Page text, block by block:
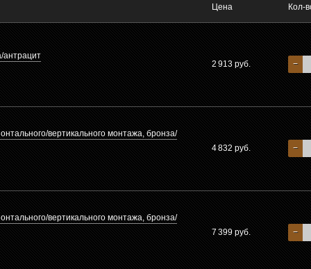
Цена Кол-
антрацит
2 913 руб.
−
вертикального монтажа, бронза/
4 832 руб.
−
вертикального монтажа, бронза/
7 399 руб.
−